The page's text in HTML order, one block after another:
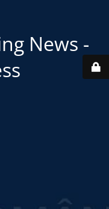
News -